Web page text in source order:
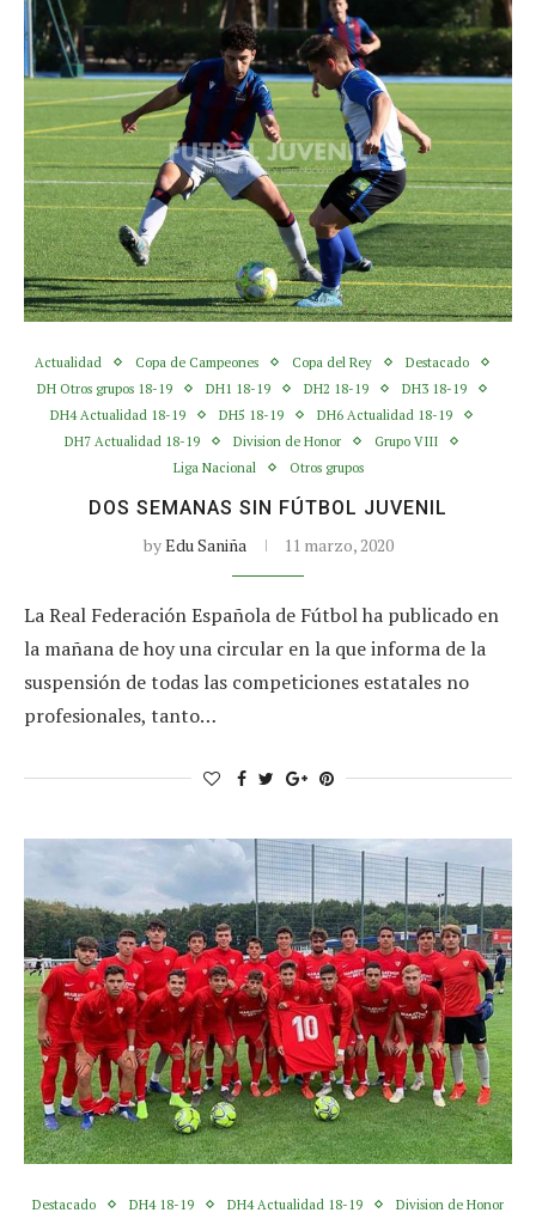
Actualidad Copa de Campeones Copa del Rey
Destacado
DH Otros grupos 18-19
DH1 18-19 DH2 18-19
DH3 18-19
DH4 Actualidad 18-19
DH5 18-19
DH6 Actualidad 18-19
DH7 Actualidad 18-19
Division de Honor
Grupo VIII
Liga Nacional
Otros grupos
DOS SEMANAS SIN FÚTBOL JUVENIL
byEdu Saniña 11 marzo, 2020
La Real Federación Española de Fútbol ha publicado en
la mañana de hoy una circular en la que informa de la
suspensión de todas las competiciones estatales no
profesionales, tanto…
Destacado DH4 18-19 DH4 Actualidad 18-19 Division de Honor